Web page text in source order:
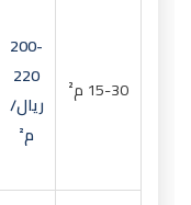
15-30 م²
200-
220
ريال/
م²